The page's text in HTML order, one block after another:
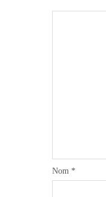
Nom *